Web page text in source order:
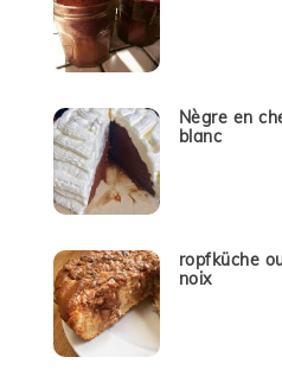
Nègre en
blanc
ropfküche
noix